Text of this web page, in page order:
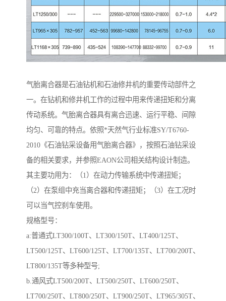
气胎离合器是石油钻机和石油修井机的重要传动部件之
一。在钻机和修井机工作的过程中用来传递扭矩和分离
传动系统。气胎离合器具有离合迅速、运行平稳、间隙
均匀、可靠的特点。依照*天然气行业标准SY/T6760-
2010《石油钻采设备用气胎离合器》，按照石油钻采设
备的相关要求，并参照EAON公司相关结构设计制造。
其主要功用为：（1）在动力传输系统中传递扭矩；
（2）在泵组中充当离合器和传递扭矩；（3）在工况时
可以当气控刹车使用。
规格型号：
a:普通式LT300/100T、LT300/150T、LT400/125T、
LT500/125T、LT600/125T、LT700/135T、LT700/200T、
LT800/135T等多种型号;
b.通风式LT500/200T、LT500/250T、LT600/250T、
LT700/250T、LT800/250T、LT900/250T、LT965/305T、